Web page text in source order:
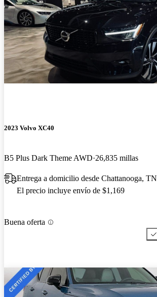
2023 Volvo XC40
B5 Plus Dark Theme AWD 26,835 millas
Entrega a domicilio desde Chattanooga, TN
El precio incluye envío de $1,169
Buena oferta